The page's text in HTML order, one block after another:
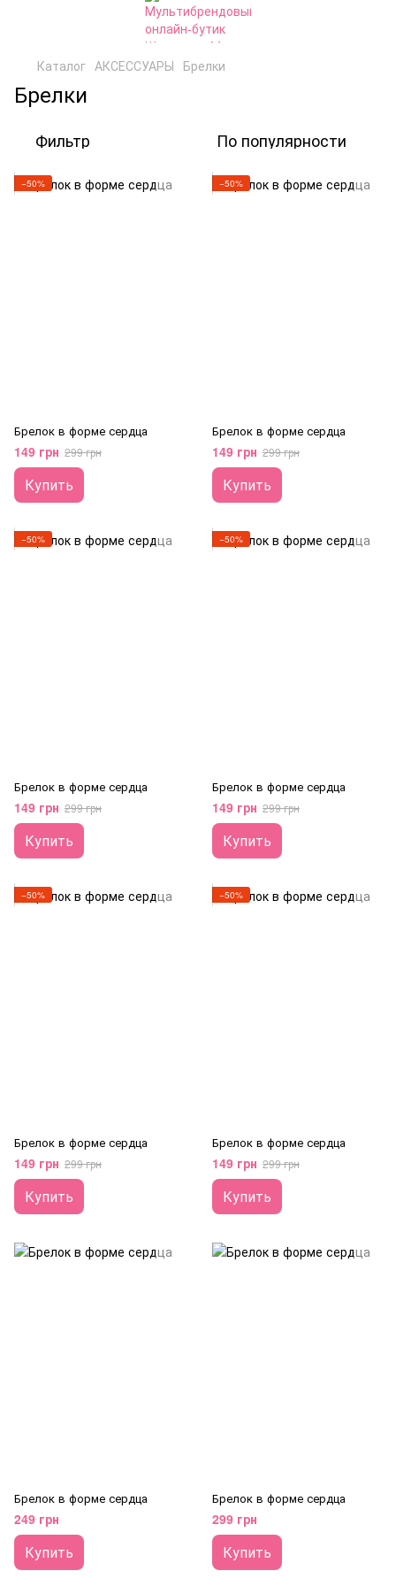
Каталог АКСЕССУАРЫ Брелки
Брелки
Фильтр По популярности
−50%
Брелок в форме сердца
149 грн 299 грн
Купить
−50%
Брелок в форме сердца
149 грн 299 грн
Купить
−50%
Брелок в форме сердца
149 грн 299 грн
Купить
−50%
Брелок в форме сердца
149 грн 299 грн
Купить
−50%
Брелок в форме сердца
149 грн 299 грн
Купить
−50%
Брелок в форме сердца
149 грн 299 грн
Купить
Брелок в форме сердца
249 грн
Купить
Брелок в форме сердца
299 грн
Купить